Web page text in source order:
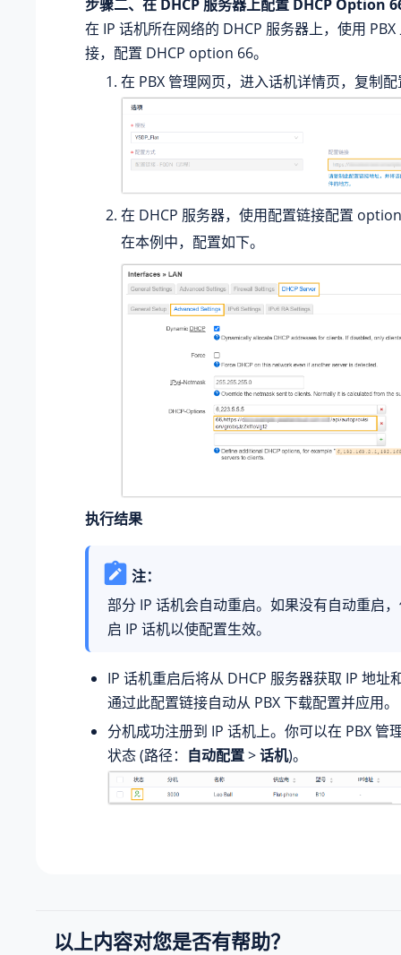
步骤二、在 DHCP 服务器上配置 DHCP Option
在 IP 话机所在网络的 DHCP 服务器上，使用
接，配置 DHCP option 66。
在 PBX 管理网页，进入话机详情页，复制
在 DHCP 服务器，使用配置链接配置
在本例中，配置如下。
执行结果
注：
部分 IP 话机会自动重启。如果没有自动重启
启 IP 话机以使配置生效。
IP 话机重启后将从 DHCP 服务器获取 IP 地址
通过此配置链接自动从 PBX 下载配置并应用。
分机成功注册到 IP 话机上。你可以在 PBX 管
状态 (路径： 自动配置>话机)。
以上内容对您是否有帮助？